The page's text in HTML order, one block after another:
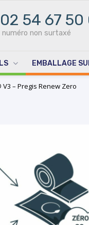
02 54 67 50
numéro non surtaxé
EMBALLAGE
V3 – Pregis Renew Zero